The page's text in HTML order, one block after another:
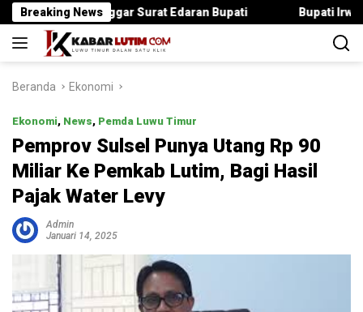
Langsung
ke
konten
Breaking News
Langgar Surat Edaran Bupati Bupati Irwan Serahkan
Beranda Ekonomi
Ekonomi, News, Pemda Luwu Timur
Pemprov Sulsel Punya Utang Rp 90
Miliar Ke Pemkab Lutim, Bagi Hasil
Pajak Water Levy
Admin
Januari 14, 2025